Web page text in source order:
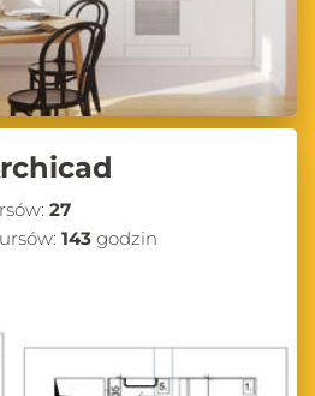
27
143 godzin